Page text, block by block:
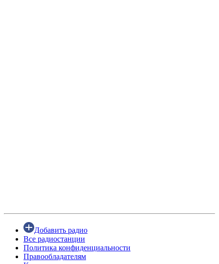
Добавить радио
Все радиостанции
Политика конфиденциальности
Правообладателям